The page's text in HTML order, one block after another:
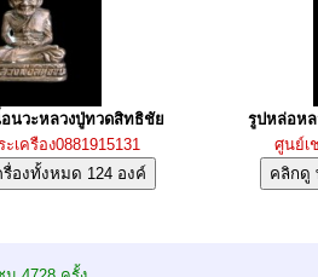
อนวะหลวงปู่ทวดสิทธิชัย
เครือง0881915131
รูปหล่อหล
ศูนย์เ